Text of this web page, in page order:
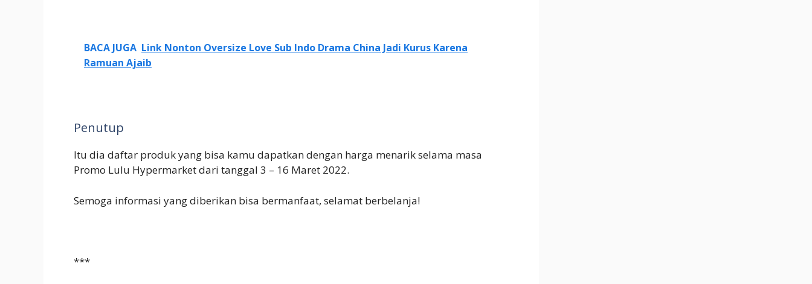
BACA JUGA Link Nonton Oversize Love Sub Indo Drama China Jadi Kurus Karena
Ramuan Ajaib
Penutup
Itu dia daftar produk yang bisa kamu dapatkan dengan harga menarik selama masa
Promo Lulu Hypermarket dari tanggal 3 – 16 Maret 2022.
Semoga informasi yang diberikan bisa bermanfaat, selamat berbelanja!
***